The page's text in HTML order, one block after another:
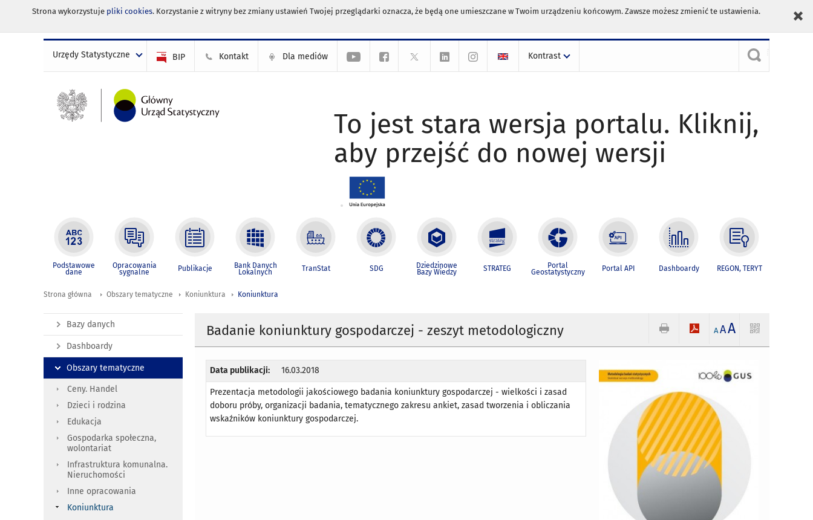
Strona wykorzystuje pliki cookies. Korzystanie z witryny bez zmiany ustawień Twojej przeglądarki oznacza, że będą one umieszczane w Twoim urządzeniu końcowym. Zawsze możesz zmienić te ustawienia.
Urzędy Statystyczne BIP Kontakt Dla mediów Kontrast
To jest stara wersja portalu. Kliknij,
aby przejść do nowej wersji
Podstawowe
dane
Opracowania
sygnalne Publikacje Bank Danych
Lokalnych TranStat SDG Dziedzinowe
Bazy Wiedzy STRATEG Portal
Geostatystyczny Portal API Dashboardy REGON, TERYT
Strona główna Obszary tematyczne Koniunktura Koniunktura
Badanie koniunktury gospodarczej - zeszyt metodologiczny A AA
Data publikacji: 16.03.2018
Prezentacja metodologii jakościowego badania koniunktury gospodarczej - wielkości i zasad
doboru próby, organizacji badania, tematycznego zakresu ankiet, zasad tworzenia i obliczania
wskaźników koniunktury gospodarczej.
Bazy danych
Dashboardy
Obszary tematyczne
Ceny. Handel
Dzieci i rodzina
Edukacja
Gospodarka społeczna,
wolontariat
Infrastruktura komunalna.
Nieruchomości
Inne opracowania
Koniunktura